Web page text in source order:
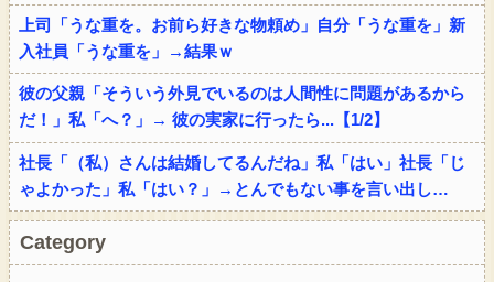
上司「うな重を。お前ら好きな物頼め」自分「うな重を」新
入社員「うな重を」→結果ｗ
彼の父親「そういう外見でいるのは人間性に問題があるから
だ！」私「へ？」→ 彼の実家に行ったら...【1/2】
社長「（私）さんは結婚してるんだね」私「はい」社長「じ
ゃよかった」私「はい？」→とんでもない事を言い出し…
Category